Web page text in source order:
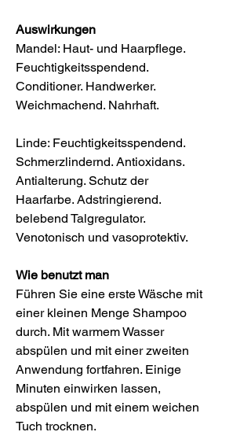
Auswirkungen
Mandel: Haut- und Haarpflege.
Feuchtigkeitsspendend.
Conditioner. Handwerker.
Weichmachend. Nahrhaft.
Linde: Feuchtigkeitsspendend.
Schmerzlindernd. Antioxidans.
Antialterung. Schutz der
Haarfarbe. Adstringierend.
belebend Talgregulator.
Venotonisch und vasoprotektiv.
Wie benutzt man
Führen Sie eine erste Wäsche mit
einer kleinen Menge Shampoo
durch. Mit warmem Wasser
abspülen und mit einer zweiten
Anwendung fortfahren. Einige
Minuten einwirken lassen,
abspülen und mit einem weichen
Tuch trocknen.